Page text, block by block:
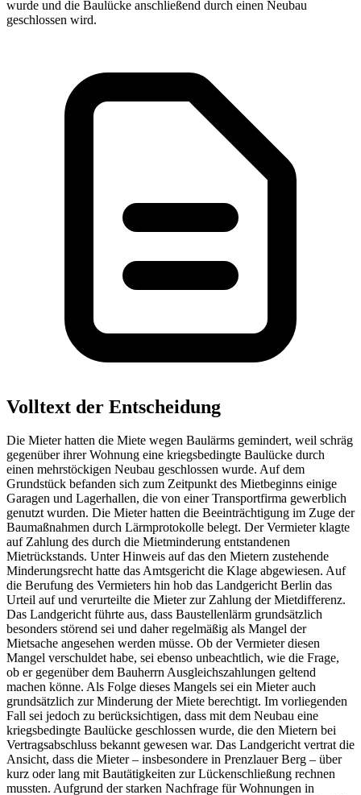
wurde und die Baulücke anschließend durch einen Neubau
geschlossen wird.
Volltext der Entscheidung
Die Mieter hatten die Miete wegen Baulärms gemindert, weil schräg
gegenüber ihrer Wohnung eine kriegsbedingte Baulücke durch
einen mehrstöckigen Neubau geschlossen wurde. Auf dem
Grundstück befanden sich zum Zeitpunkt des Mietbeginns einige
Garagen und Lagerhallen, die von einer Transportfirma gewerblich
genutzt wurden. Die Mieter hatten die Beeinträchtigung im Zuge der
Baumaßnahmen durch Lärmprotokolle belegt. Der Vermieter klagte
auf Zahlung des durch die Mietminderung entstandenen
Mietrückstands. Unter Hinweis auf das den Mietern zustehende
Minderungsrecht hatte das Amtsgericht die Klage abgewiesen. Auf
die Berufung des Vermieters hin hob das Landgericht Berlin das
Urteil auf und verurteilte die Mieter zur Zahlung der Mietdifferenz.
Das Landgericht führte aus, dass Baustellenlärm grundsätzlich
besonders störend sei und daher regelmäßig als Mangel der
Mietsache angesehen werden müsse. Ob der Vermieter diesen
Mangel verschuldet habe, sei ebenso unbeachtlich, wie die Frage,
ob er gegenüber dem Bauherrn Ausgleichszahlungen geltend
machen könne. Als Folge dieses Mangels sei ein Mieter auch
grundsätzlich zur Minderung der Miete berechtigt. Im vorliegenden
Fall sei jedoch zu berücksichtigen, dass mit dem Neubau eine
kriegsbedingte Baulücke geschlossen wurde, die den Mietern bei
Vertragsabschluss bekannt gewesen war. Das Landgericht vertrat die
Ansicht, dass die Mieter – insbesondere in Prenzlauer Berg – über
kurz oder lang mit Bautätigkeiten zur Lückenschließung rechnen
mussten. Aufgrund der starken Nachfrage für Wohnungen in